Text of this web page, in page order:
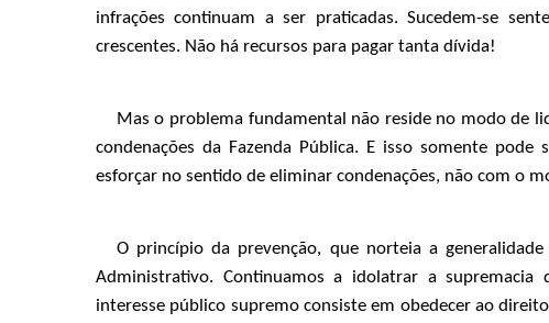
infrações continuam a ser praticadas. Sucedem-se
crescentes. Não há recursos para pagar tanta dívida!
Mas o problema fundamental não reside no modo de
condenações da Fazenda Pública. E isso somente
esforçar no sentido de eliminar condenações, não com o
O princípio da prevenção, que norteia a
Administrativo. Continuamos a idolatrar a
interesse público supremo consiste em obedecer ao